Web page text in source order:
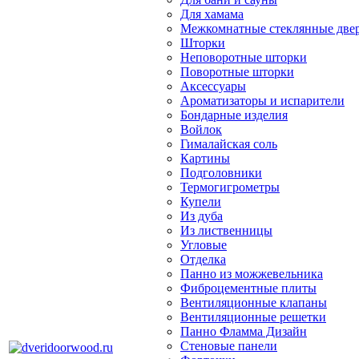
Для хамама
Межкомнатные стеклянные
Шторки
Неповоротные шторки
Поворотные шторки
Аксессуары
Ароматизаторы и испарители
Бондарные изделия
Войлок
Гималайская соль
Картины
Подголовники
Термогигрометры
Купели
Из дуба
Из лиственницы
Угловые
Отделка
Панно из можжевельника
Фиброцементные плиты
Вентиляционные клапаны
Вентиляционные решетки
Панно Фламма Дизайн
Стеновые панели